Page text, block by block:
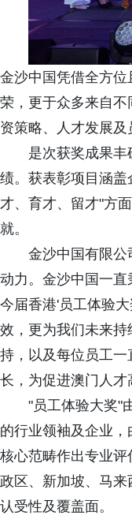
金沙中国凭借全方
荣，更于众多来自
资策略、人才发展
是次获奖成果
绩。获表彰项目涵
才、育才、留才"方
就。
金沙中国有限
动力。金沙中国一
今届香港'员工体验
效，更为我们未来
持，以及每位员工
长，为促进澳门人
"员工体验大奖"
的行业领袖及企业
核心范畴作出专业
政区、新加坡、马
认受性及覆盖面。